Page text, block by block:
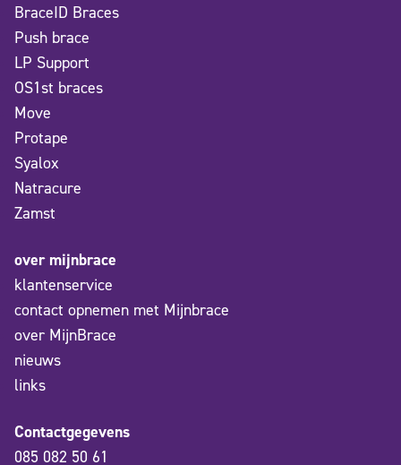
BraceID Braces
Push brace
LP Support
OS1st braces
Move
Protape
Syalox
Natracure
Zamst
over mijnbrace
klantenservice
contact opnemen met Mijnbrace
over MijnBrace
nieuws
links
Contactgegevens
085 082 50 61